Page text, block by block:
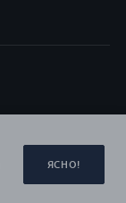
ЯСНО!